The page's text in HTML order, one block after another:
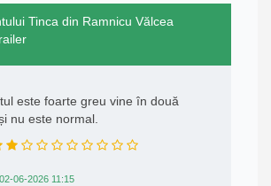
Tinca din Ramnicu Vălcea
este foarte greu vine în două
nu este normal.
06-2026 11:15